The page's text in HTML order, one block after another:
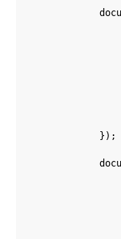
            });